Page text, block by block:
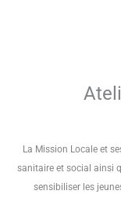
La Mission Locale et
sanitaire et social ainsi
sensibiliser les